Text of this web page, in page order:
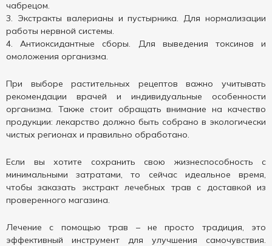
чабрецом.
Экстракты валерианы и пустырника. Для нормализации
работы нервной системы.
Антиоксидантные сборы. Для выведения токсинов и
омоложения организма.
При выборе растительных рецептов важно учитывать
рекомендации врачей и индивидуальные особенности
организма. Также стоит обращать внимание на качество
продукции: лекарство должно быть собрано в экологически
чистых регионах и правильно обработано.
Если вы хотите сохранить свою жизнеспособность с
минимальными затратами, то сейчас идеальное время,
чтобы заказать экстракт лечебных трав с доставкой из
проверенного магазина.
Лечение с помощью трав – не просто традиция, это
эффективный инструмент для улучшения самочувствия.